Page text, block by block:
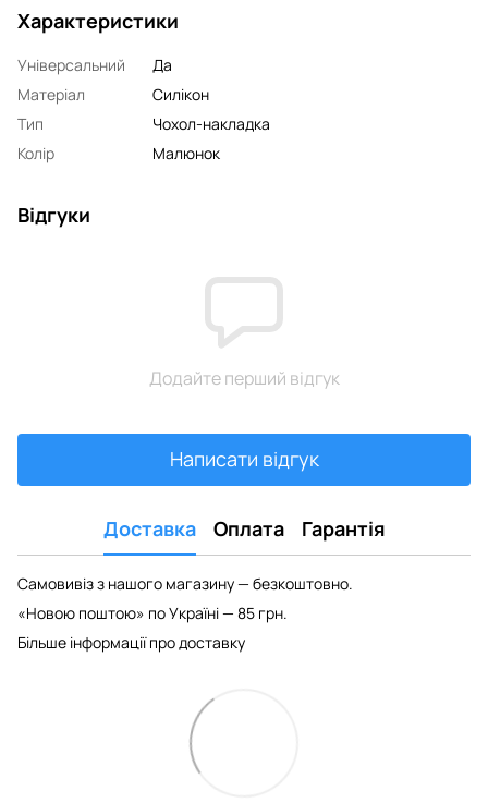
Характеристики
Універсальний
Да
Матеріал
Силікон
Тип
Чохол-накладка
Колір
Малюнок
Відгуки
Додайте перший відгук
Написати відгук
Доставка Оплата Гарантія
Самовивіз з нашого магазину — безкоштовно.
«Новою поштою» по Україні — 85 грн.
Більше інформації про доставку